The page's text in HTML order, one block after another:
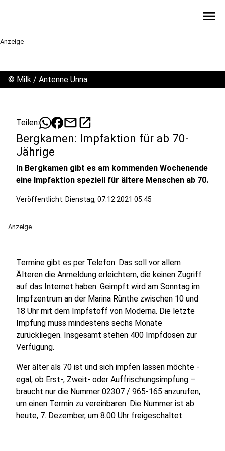
menu
Anzeige
© Milk / Antenne Unna
Teilen: mailopen_in_new
Bergkamen: Impfaktion für ab 70-
Jährige
In Bergkamen gibt es am kommenden Wochenende
eine Impfaktion speziell für ältere Menschen ab 70.
Veröffentlicht: Dienstag, 07.12.2021 05:45
Anzeige
Termine gibt es per Telefon. Das soll vor allem
Älteren die Anmeldung erleichtern, die keinen Zugriff
auf das Internet haben. Geimpft wird am Sonntag im
Impfzentrum an der Marina Rünthe zwischen 10 und
18 Uhr mit dem Impfstoff von Moderna. Die letzte
Impfung muss mindestens sechs Monate
zurückliegen. Insgesamt stehen 400 Impfdosen zur
Verfügung.
Wer älter als 70 ist und sich impfen lassen möchte -
egal, ob Erst-, Zweit- oder Auffrischungsimpfung –
braucht nur die Nummer 02307 / 965-165 anzurufen,
um einen Termin zu vereinbaren. Die Nummer ist ab
heute, 7. Dezember, um 8.00 Uhr freigeschaltet.